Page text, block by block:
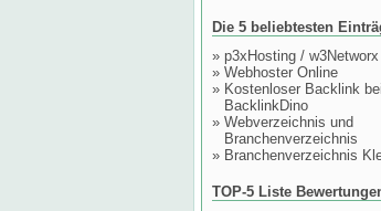
Die 5 beliebtesten
» p3xHosting / w3Networx
» Webhoster Online
» Kostenloser Backlink bei
BacklinkDino
» Webverzeichnis und
Branchenverzeichnis
» Branchenverzeichnis
TOP-5 Liste